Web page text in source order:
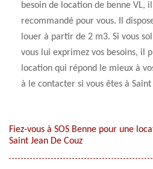
besoin de location de benne VL,
recommandé pour vous. Il
louer à partir de 2 m3. Si vous
vous lui exprimez vos besoins, il
location qui répond le mieux à
à le contacter si vous êtes à Saint
Fiez-vous à SOS Benne pour une
Saint Jean De Couz